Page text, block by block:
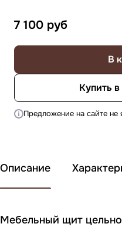
7 100 руб
В
Купить в
Предложение на сайте не
Описание
Мебельный щит